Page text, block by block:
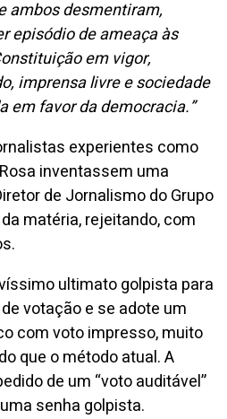
ambos desmentiram,
episódio de ameaça às
em vigor,
imprensa livre e sociedade
em favor da democracia.”
experientes como
inventassem uma
de Jornalismo do Grupo
matéria, rejeitando, com
ultimato golpista para
votação e se adote um
com voto impresso, muito
que o método atual. A
de um “voto auditável”
senha golpista.